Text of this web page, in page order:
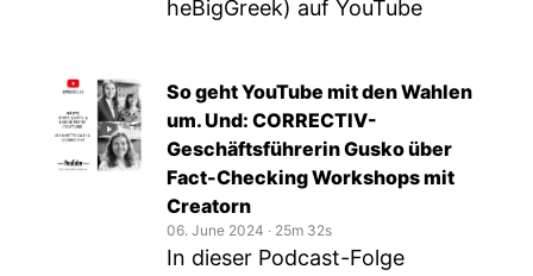
heBigGreek) auf YouTube
So geht YouTube mit den Wahlen
um. Und: CORRECTIV-
Geschäftsführerin Gusko über
Fact-Checking Workshops mit
Creatorn
06. June 2024 ‧ 25m 32s
In dieser Podcast-Folge